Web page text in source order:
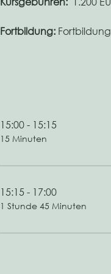
Fortbildung:
15:00 - 15:15
15 Minuten
15:15 - 17:00
1 Stunde 45 Minuten